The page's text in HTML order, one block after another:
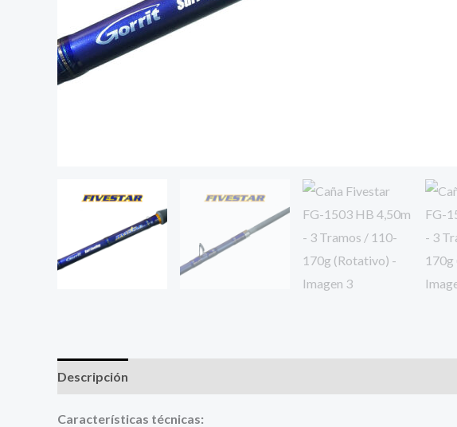
Descripción
Características técnicas: